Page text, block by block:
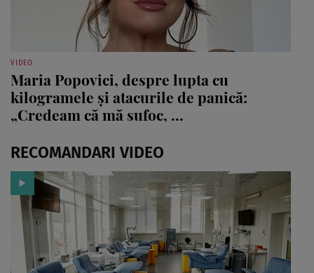
VIDEO
Maria Popovici, despre lupta cu
kilogramele și atacurile de panică:
„Credeam că mă sufoc, ...
RECOMANDARI VIDEO